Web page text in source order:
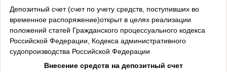
Депозитный счет (счет по учету средств, поступивших во
временное распоряжение)открыт в целях реализации
положений статей Гражданского процессуального кодекса
Российской Федерации, Кодекса административного
судопроизводства Российской Федерации
Внесение средств на депозитный счет